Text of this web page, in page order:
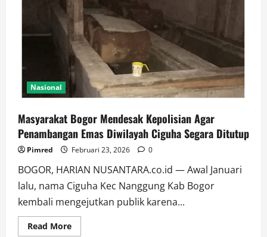
Nasional
Masyarakat Bogor Mendesak Kepolisian Agar
Penambangan Emas Diwilayah Ciguha Segara Ditutup
Pimred Februari 23, 2026 0
BOGOR, HARIAN NUSANTARA.co.id — Awal Januari
lalu, nama Ciguha Kec Nanggung Kab Bogor
kembali mengejutkan publik karena...
Read More